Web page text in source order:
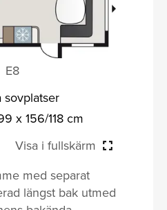
E8
sovplatser
x 156/118 cm
Visa i fullskärm
med separat
längst bak utmed